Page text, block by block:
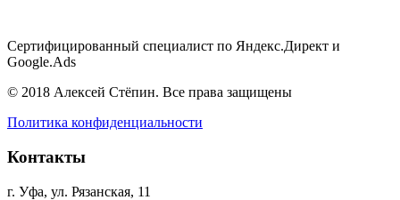
Сертифицированный специалист по Яндекс.Директ и
Google.Ads
© 2018 Алексей Стёпин. Все права защищены
Политика конфиденциальности
Контакты
г. Уфа, ул. Рязанская, 11